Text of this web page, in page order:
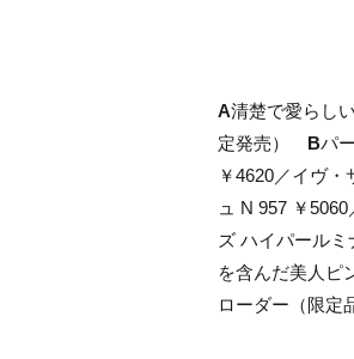
A清楚で愛らし
定発売） Bパ
￥4620／イヴ
ュ N 957 ￥
ズ ハイパール
を含んだ美人ピ
ローダー（限定